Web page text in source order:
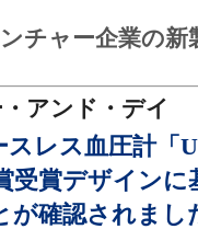
チャー企業の新
アンド・デイ
レス血圧計「
受賞デザインに
が確認されまし